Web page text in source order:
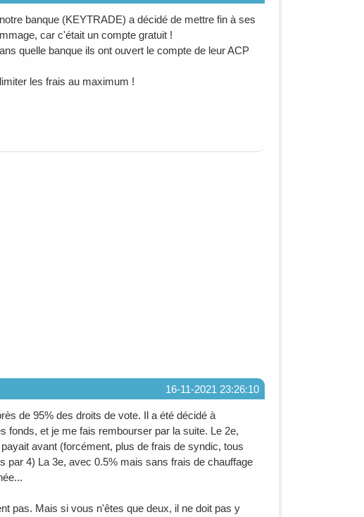
banque (KEYTRADE) a décidé de mettre fin à ses
car c'était un compte gratuit !
quelle banque ils ont ouvert le compte de leur ACP
les frais au maximum !
16-11-2021 23:26:10
de 95% des droits de vote. Il a été décidé à
fonds, et je me fais rembourser par la suite. Le 2e,
avant (forcément, plus de frais de syndic, tous
par 4) La 3e, avec 0.5% mais sans frais de chauffage
pas. Mais si vous n'êtes que deux, il ne doit pas y